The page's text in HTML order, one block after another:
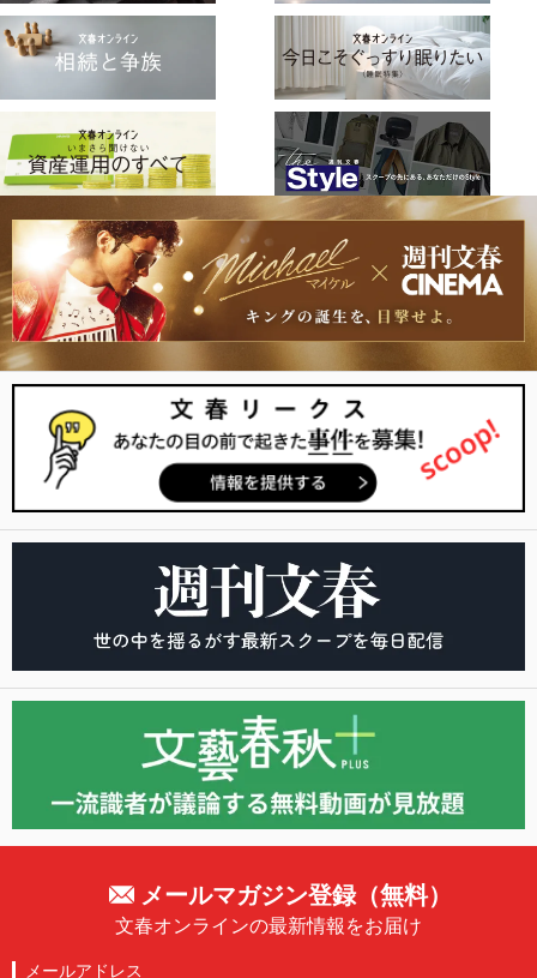
メールマガジン登録（無料）
文春オンラインの最新情報をお届け
メールアドレス